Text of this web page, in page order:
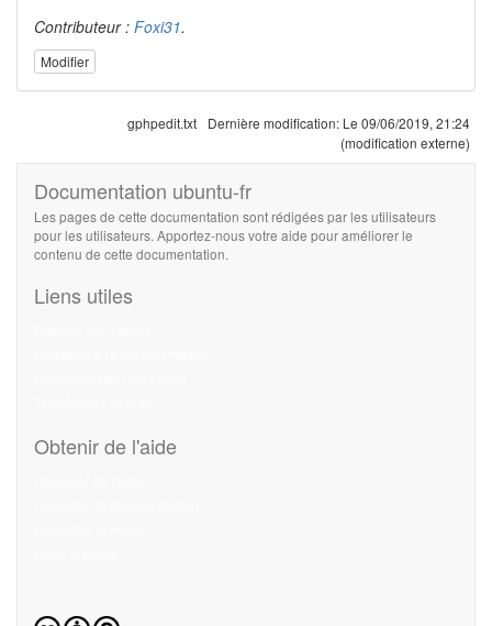
Contributeur : Foxi31.
Modifier
gphpedit.txt Dernière modification: Le 09/06/2019, 21:24
(modification externe)
Documentation ubuntu-fr
Les pages de cette documentation sont rédigées par les utilisateurs
pour les utilisateurs. Apportez-nous votre aide pour améliorer le
contenu de cette documentation.
Liens utiles
Obtenir de l'aide